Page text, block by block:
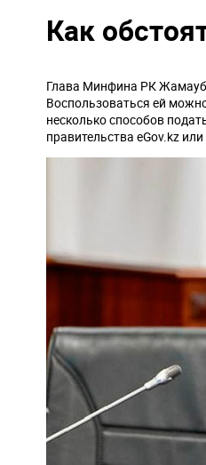
Как
Глава Минфина РК
Воспользоваться ей
несколько способов
правительства eGov.kz